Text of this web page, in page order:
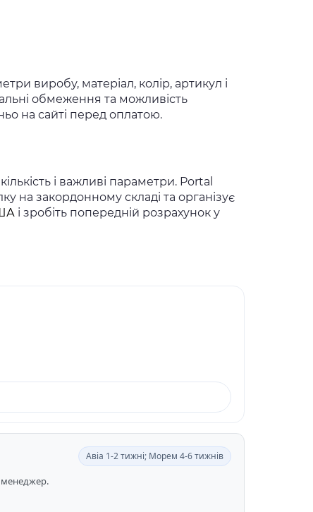
виробу, матеріал, колір, артикул і
обмеження та можливість
на сайті перед оплатою.
і важливі параметри. Portal
на закордонному складі та організує
і зробіть попередній розрахунок у
Авіа 1-2 тижні; Морем 4-6 тижнів
менеджер.